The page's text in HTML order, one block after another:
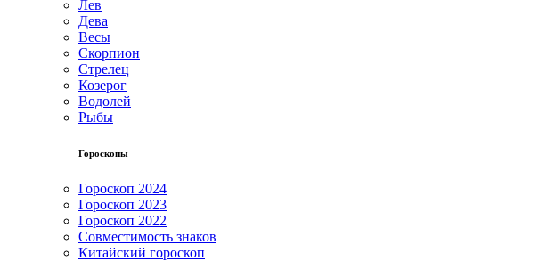
Лев
Дева
Весы
Скорпион
Стрелец
Козерог
Водолей
Рыбы
Гороскопы
Гороскоп 2024
Гороскоп 2023
Гороскоп 2022
Совместимость знаков
Китайский гороскоп